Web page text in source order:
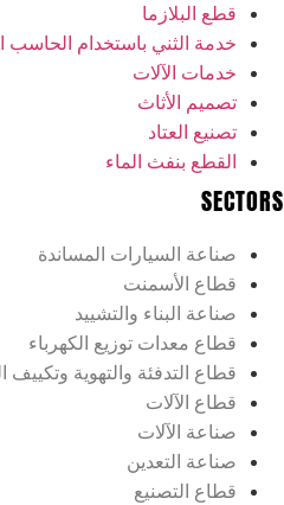
باستخدام الحاسب الآلي الرقمي
الماء
المساندة
والتشييد
توزيع الكهرباء
والتهوية وتكييف الهواء